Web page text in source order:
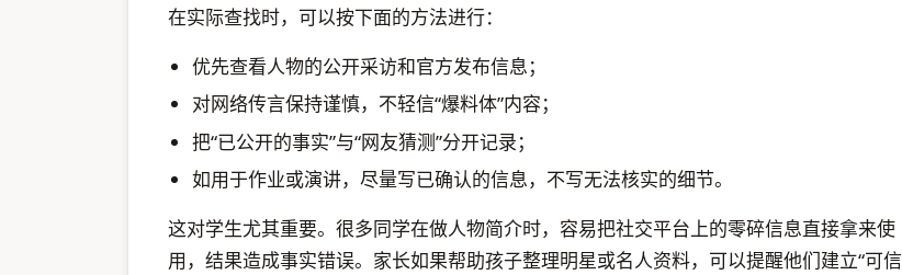
在实际查找时，可以按下面的方法进行：
优先查看人物的公开采访和官方发布信息；
对网络传言保持谨慎，不轻信“爆料体”内容；
把“已公开的事实”与“网友猜测”分开记录；
如用于作业或演讲，尽量写已确认的信息，不写无法核实的细节。
这对学生尤其重要。很多同学在做人物简介时，容易把社交平台上的零碎信息直接拿来使
用，结果造成事实错误。家长如果帮助孩子整理明星或名人资料，可以提醒他们建立“可信